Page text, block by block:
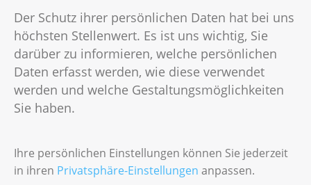
Der Schutz ihrer persönlichen Daten hat bei uns
höchsten Stellenwert. Es ist uns wichtig, Sie
darüber zu informieren, welche persönlichen
Daten erfasst werden, wie diese verwendet
werden und welche Gestaltungsmöglichkeiten
Sie haben.
Ihre persönlichen Einstellungen können Sie jederzeit
in ihren Privatsphäre-Einstellungen anpassen.